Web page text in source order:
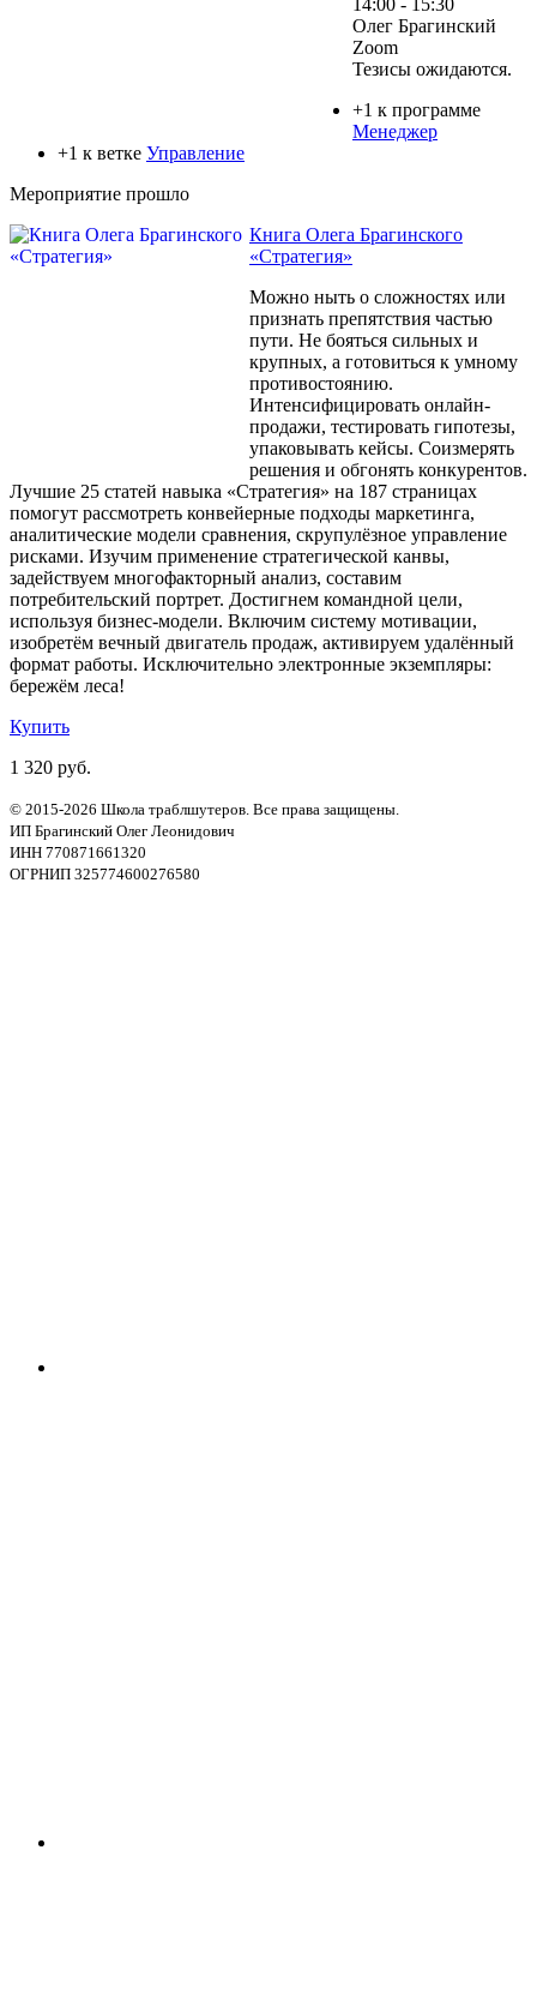
14:00 - 15:30
Олег Брагинский
Zoom
Тезисы ожидаются.
+1 к программе
Менеджер
+1 к ветке Управление
Мероприятие прошло
Книга Олега Брагинского
«Стратегия»
Можно ныть о сложностях или
признать препятствия частью
пути. Не бояться сильных и
крупных, а готовиться к умному
противостоянию.
Интенсифицировать онлайн-
продажи, тестировать гипотезы,
упаковывать кейсы. Соизмерять
решения и обгонять конкурентов.
Лучшие 25 статей навыка «Стратегия» на 187 страницах
помогут рассмотреть конвейерные подходы маркетинга,
аналитические модели сравнения, скрупулёзное управление
рисками. Изучим применение стратегической канвы,
задействуем многофакторный анализ, составим
потребительский портрет. Достигнем командной цели,
используя бизнес-модели. Включим систему мотивации,
изобретём вечный двигатель продаж, активируем удалённый
формат работы. Исключительно электронные экземпляры:
бережём леса!
Купить
1 320 руб.
© 2015-2026 Школа траблшутеров. Все права защищены.
ИП Брагинский Олег Леонидович
ИНН 770871661320
ОГРНИП 325774600276580